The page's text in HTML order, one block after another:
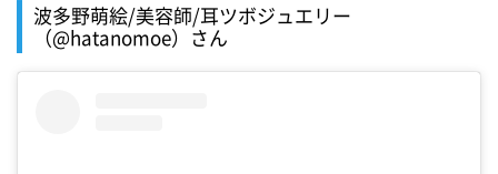
波多野萌絵/美容師/耳ツボジュエリー
（@hatanomoe）さん